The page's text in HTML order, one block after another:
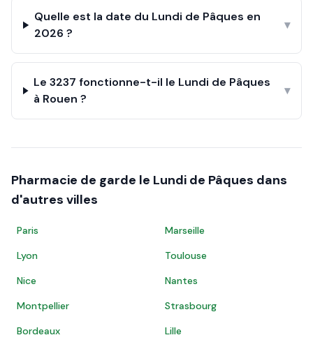
Quelle est la date du Lundi de Pâques en
2026 ?
▾
Le 3237 fonctionne-t-il le Lundi de Pâques
à Rouen ?
▾
Pharmacie de garde le Lundi de Pâques dans
d'autres villes
Paris
Marseille
Lyon
Toulouse
Nice
Nantes
Montpellier
Strasbourg
Bordeaux
Lille